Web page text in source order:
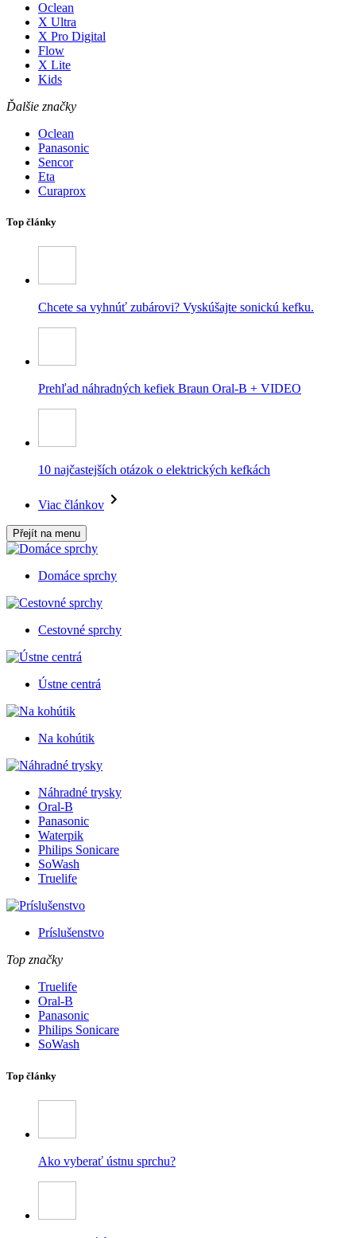
Oclean
X Ultra
X Pro Digital
Flow
X Lite
Kids
Ďalšie značky
Oclean
Panasonic
Sencor
Eta
Curaprox
Top články
Chcete sa vyhnúť zubárovi? Vyskúšajte sonickú kefku.
Prehľad náhradných kefiek Braun Oral-B + VIDEO
10 najčastejších otázok o elektrických kefkách
Viac článkov
Přejít na menu
Domáce sprchy
Cestovné sprchy
Ústne centrá
Na kohútik
Náhradné trysky
Oral-B
Panasonic
Waterpik
Philips Sonicare
SoWash
Truelife
Príslušenstvo
Top značky
Truelife
Oral-B
Panasonic
Philips Sonicare
SoWash
Top články
Ako vyberať ústnu sprchu?